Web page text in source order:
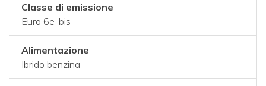
Classe di emissione
Euro 6e-bis
Alimentazione
Ibrido benzina